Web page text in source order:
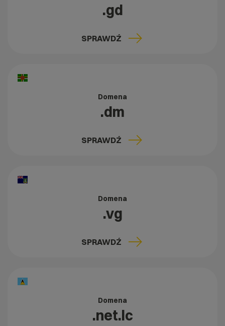
.gd
SPRAWDŹ
Domena
.dm
SPRAWDŹ
Domena
.vg
SPRAWDŹ
Domena
.net.lc